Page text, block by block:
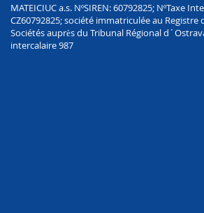
MATEICIUC a.s. NºSIREN: 60792825; NºTaxe
CZ60792825; société immatriculée au Registre
Sociétés auprès du Tribunal Régional
intercalaire 987